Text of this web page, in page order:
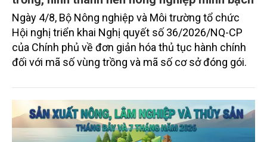
Ngày 4/8, Bộ Nông nghiệp và Môi trường tổ chức
Hội nghị triển khai Nghị quyết số 36/2026/NQ-CP
của Chính phủ về đơn giản hóa thủ tục hành chính
đối với mã số vùng trồng và mã số cơ sở đóng gói.